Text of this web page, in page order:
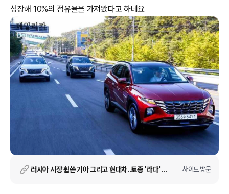
성장해 10%의 점유율을 가져왔다고 하네요
러시아 시장 휩쓴 기아 그리고 현대차..토종 '라다' 꺾을까? 사이트 방문